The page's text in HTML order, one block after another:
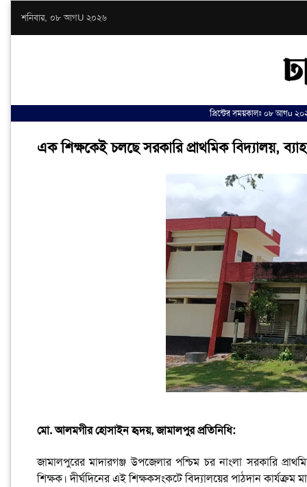
শনিবার, ০৮ আগU ২০২৬
প্রিন্টের সময়কালঃ ০৮ আগu
এক শিক্ষকেই চলছে সরকারি প্রাথমিক বিদ্যালয়,
মো. আলমগীর হোসাইন হৃদয়, জামালপুর প্রতিনিধি:
জামালপুরের মাদারগঞ্জ উপজেলার পশ্চিম চর নাংলা সরকারি
শিক্ষক। দীর্ঘদিনের এই শিক্ষকসংকটে বিদ্যালয়ের পাঠদান